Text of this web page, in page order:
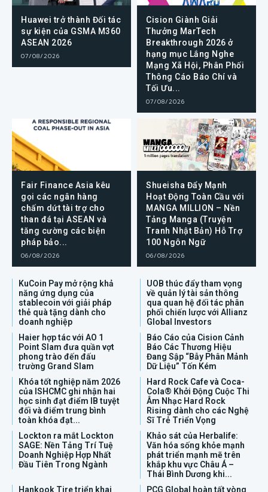
Huawei trở thành Đối tác
sự kiện của GSMA M360
ASEAN 2026
07/08/2026
Cision Giành Giải
Thưởng MarTech
Breakthrough 2026 ở
hạng mục Lắng Nghe
Mạng Xã Hội, Phân Phối
Thông Cáo Báo Chí và
Tối Ưu...
07/08/2026
Fair Finance Asia kêu
gọi các ngân hàng
chấm dứt tài trợ cho
than đá tại ASEAN và
tăng cường các biện
pháp bảo...
06/08/2026
Shueisha Đẩy Mạnh
Hoạt Động Toàn Cầu với
MANGA MILLION – Nền
Tảng Manga (Truyện
Tranh Nhật Bản) Hỗ Trợ
100 Ngôn Ngữ
06/08/2026
KuCoin Pay mở rộng khả
năng ứng dụng của
stablecoin với giải pháp
thẻ quà tặng dành cho
doanh nghiệp
UOB thúc đẩy tham vọng
về quản lý tài sản thông
qua quan hệ đối tác phân
phối chiến lược với Allianz
Global Investors
Haier hợp tác với AO 1
Point Slam đưa quần vợt
phong trào đến đấu
trường Grand Slam
Báo Cáo của Cision Cảnh
Báo Các Thương Hiệu
Đang Sập “Bẫy Phân Mảnh
Dữ Liệu” Tốn Kém
Khóa tốt nghiệp năm 2026
của ISHCMC ghi nhận hai
học sinh đạt điểm IB tuyệt
đối và điểm trung bình
toàn khóa đạt...
Hard Rock Cafe và Coca-
Cola® Khởi Động Cuộc Thi
Âm Nhạc Hard Rock
Rising dành cho các Nghệ
Sĩ Trẻ Triển Vọng
Lockton ra mắt Lockton
SAGE: Nền Tảng Trí Tuệ
Doanh Nghiệp Hợp Nhất
Đầu Tiên Trong Ngành
Khảo sát của Herbalife:
Văn hóa sống khỏe mạnh
phát triển mạnh mẽ trên
khắp khu vực Châu Á –
Thái Bình Dương khi...
Hankook Tire triển khai
PCG Global hoàn tất vòng